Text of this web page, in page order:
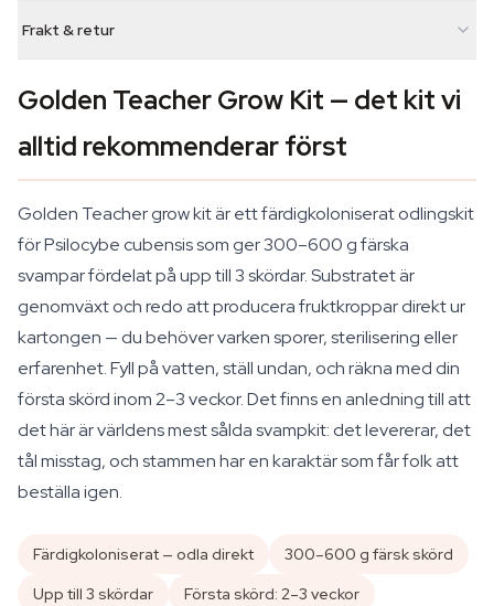
Frakt & retur
Golden Teacher Grow Kit — det kit vi
alltid rekommenderar först
Golden Teacher grow kit är ett färdigkoloniserat odlingskit
förPsilocybe cubensissom ger 300–600 g färska
svampar fördelat på upp till 3 skördar. Substratet är
genomväxt och redo att producera fruktkroppar direkt ur
kartongen — du behöver varken sporer, sterilisering eller
erfarenhet. Fyll på vatten, ställ undan, och räkna med din
första skörd inom 2–3 veckor. Det finns en anledning till att
det här är världens mest sålda svampkit: det levererar, det
tål misstag, och stammen har en karaktär som får folk att
beställa igen.
Färdigkoloniserat — odla direkt
300–600 g färsk skörd
Upp till 3 skördar
Första skörd: 2–3 veckor